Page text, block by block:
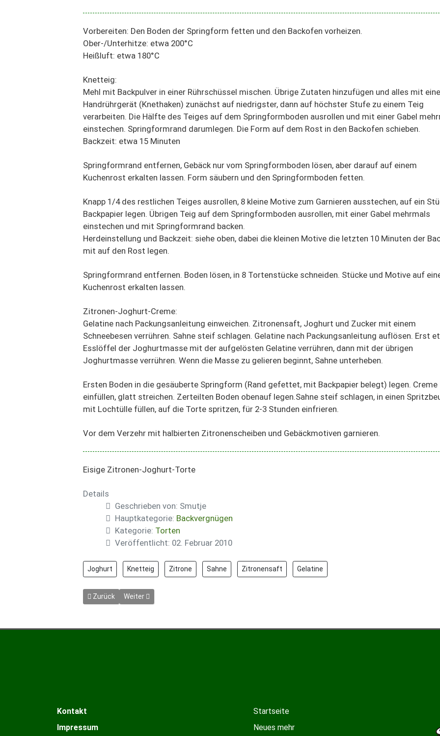
Vorbereiten: Den Boden der Springform fetten und den Backofen vorheizen.
Ober-/Unterhitze: etwa 200°C
Heißluft: etwa 180°C
Knetteig:
Mehl mit Backpulver in einer Rührschüssel mischen. Übrige Zutaten hinzufügen und alles mit
Handrührgerät (Knethaken) zunächst auf niedrigster, dann auf höchster Stufe zu einem Teig
verarbeiten. Die Hälfte des Teiges auf dem Springformboden ausrollen und mit einer Gabel
einstechen. Springformrand darumlegen. Die Form auf dem Rost in den Backofen schieben.
Backzeit: etwa 15 Minuten
Springformrand entfernen, Gebäck nur vom Springformboden lösen, aber darauf auf einem
Kuchenrost erkalten lassen. Form säubern und den Springformboden fetten.
Knapp 1/4 des restlichen Teiges ausrollen, 8 kleine Motive zum Garnieren ausstechen, auf ein
Backpapier legen. Übrigen Teig auf dem Springformboden ausrollen, mit einer Gabel mehrmals
einstechen und mit Springformrand backen.
Herdeinstellung und Backzeit: siehe oben, dabei die kleinen Motive die letzten 10 Minuten der
mit auf den Rost legen.
Springformrand entfernen. Boden lösen, in 8 Tortenstücke schneiden. Stücke und Motive auf
Kuchenrost erkalten lassen.
Zitronen-Joghurt-Creme:
Gelatine nach Packungsanleitung einweichen. Zitronensaft, Joghurt und Zucker mit einem
Schneebesen verrühren. Sahne steif schlagen. Gelatine nach Packungsanleitung auflösen. Erst
Esslöffel der Joghurtmasse mit der aufgelösten Gelatine verrühren, dann mit der übrigen
Joghurtmasse verrühren. Wenn die Masse zu gelieren beginnt, Sahne unterheben.
Ersten Boden in die gesäuberte Springform (Rand gefettet, mit Backpapier belegt) legen. Creme
einfüllen, glatt streichen. Zerteilten Boden obenauf legen.Sahne steif schlagen, in einen
mit Lochtülle füllen, auf die Torte spritzen, für 2-3 Stunden einfrieren.
Vor dem Verzehr mit halbierten Zitronenscheiben und Gebäckmotiven garnieren.
Eisige Zitronen-Joghurt-Torte
Details
Geschrieben von: Smutje
Hauptkategorie: Backvergnügen
Kategorie: Torten
Veröffentlicht: 02. Februar 2010
Joghurt Knetteig Zitrone Sahne Zitronensaft Gelatine
Vorheriger Beitrag: Eierlikör-Torte
Zurück Nächster Beitrag: Erdbeer-Ananas-Nougattorte
Weiter
Kontakt
Impressum
Startseite
Neues mehr